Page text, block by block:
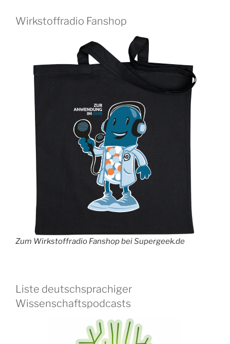
Wirkstoffradio Fanshop
Zum Wirkstoffradio Fanshop bei Supergeek.de
Liste deutschsprachiger
Wissenschaftspodcasts